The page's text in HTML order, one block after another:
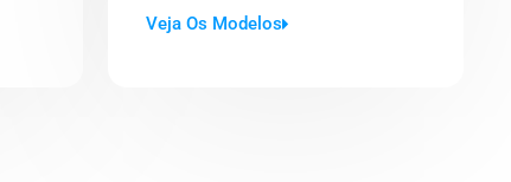
Veja Os Modelos